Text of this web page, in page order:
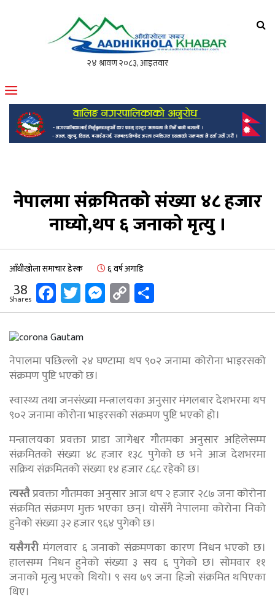
मोफसलकै लोकप्रिय अनलाइन पत्रिका
नेपालमा संक्रमितको संख्या ४८ हजार
नाघ्यो,थप ६ जनाको मृत्यु ।
आँधीखोला समाचार डेस्क ६ वर्ष अगाडि
38
Shares Facebook
Twitter
Messenger
Copy
Link
नेपालमा पछिल्लो २४ घण्टामा थप ९०२ जनामा कोरोना भाइरसको
संक्रमण पुष्टि भएको छ।
स्वास्थ्य तथा जनसंख्या मन्त्रालयका अनुसार मंगलबार देशभरमा थप
९०२ जनामा कोरोना भाइरसको संक्रमण पुष्टि भएको हो।
मन्त्रालयका प्रवक्ता प्राडा जागेश्वर गौतमका अनुसार अहिलेसम्म
संक्रमितको संख्या ४८ हजार १३८ पुगेको छ भने आज देशभरमा
सक्रिय संक्रमितको संख्या १४ हजार ८६८ रहेको छ।
त्यस्तैप्रवक्ता गौतमका अनुसार आज थप २ हजार २८७ जना कोरोना
संक्रमित संक्रमण मुक्त भएका छन्। योसँगै नेपालमा कोरोना निको
हुनेको संख्या ३२ हजार ९६४ पुगेको छ।
यसैगरी मंगलवार ६ जनाको संक्रमणका कारण निधन भएको छ।
हालसम्म निधन हुनेको संख्या ३ सय ६ पुगेको छ। सोमवार ११
जनाको मृत्यु भएको थियो। ९ सय ७९ जना हिजो संक्रमित थपिएका
थिए।